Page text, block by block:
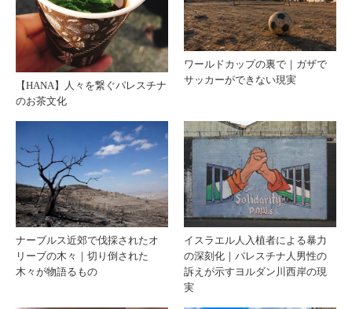
【HANA】人々を繋ぐパレスチナ
のお茶文化
ワールドカップの裏で｜ガザで
サッカーができない現実
ナーブルス近郊で伐採されたオ
リーブの木々｜切り倒された
木々が物語るもの
イスラエル人入植者による暴力
の深刻化｜パレスチナ人男性の
訴えが示すヨルダン川西岸の現
実